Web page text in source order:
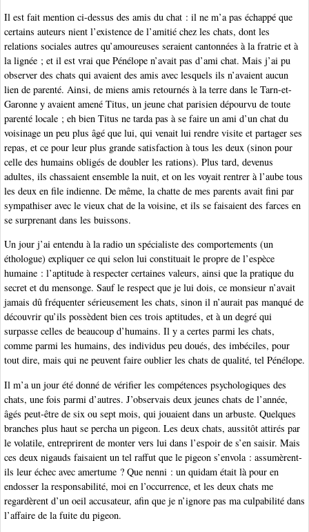
Il est fait mention ci-dessus des amis du chat : il ne m’a pas échappé que
certains auteurs nient l’existence de l’amitié chez les chats, dont les
relations sociales autres qu’amoureuses seraient cantonnées à la fratrie et à
la lignée ; et il est vrai que Pénélope n’avait pas d’ami chat. Mais j’ai pu
observer des chats qui avaient des amis avec lesquels ils n’avaient aucun
lien de parenté. Ainsi, de miens amis retournés à la terre dans le Tarn-et-
Garonne y avaient amené Titus, un jeune chat parisien dépourvu de toute
parenté locale ; eh bien Titus ne tarda pas à se faire un ami d’un chat du
voisinage un peu plus âgé que lui, qui venait lui rendre visite et partager ses
repas, et ce pour leur plus grande satisfaction à tous les deux (sinon pour
celle des humains obligés de doubler les rations). Plus tard, devenus
adultes, ils chassaient ensemble la nuit, et on les voyait rentrer à l’aube tous
les deux en file indienne. De même, la chatte de mes parents avait fini par
sympathiser avec le vieux chat de la voisine, et ils se faisaient des farces en
se surprenant dans les buissons.
Un jour j’ai entendu à la radio un spécialiste des comportements (un
éthologue) expliquer ce qui selon lui constituait le propre de l’espèce
humaine : l’aptitude à respecter certaines valeurs, ainsi que la pratique du
secret et du mensonge. Sauf le respect que je lui dois, ce monsieur n’avait
jamais dû fréquenter sérieusement les chats, sinon il n’aurait pas manqué de
découvrir qu’ils possèdent bien ces trois aptitudes, et à un degré qui
surpasse celles de beaucoup d’humains. Il y a certes parmi les chats,
comme parmi les humains, des individus peu doués, des imbéciles, pour
tout dire, mais qui ne peuvent faire oublier les chats de qualité, tel Pénélope.
Il m’a un jour été donné de vérifier les compétences psychologiques des
chats, une fois parmi d’autres. J’observais deux jeunes chats de l’année,
âgés peut-être de six ou sept mois, qui jouaient dans un arbuste. Quelques
branches plus haut se percha un pigeon. Les deux chats, aussitôt attirés par
le volatile, entreprirent de monter vers lui dans l’espoir de s’en saisir. Mais
ces deux nigauds faisaient un tel raffut que le pigeon s’envola : assumèrent-
ils leur échec avec amertume ? Que nenni : un quidam était là pour en
endosser la responsabilité, moi en l’occurrence, et les deux chats me
regardèrent d’un oeil accusateur, afin que je n’ignore pas ma culpabilité dans
l’affaire de la fuite du pigeon.